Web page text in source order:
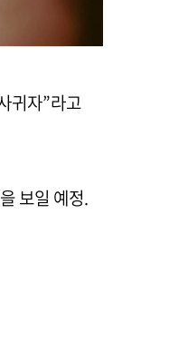
귀자”라고
보일 예정.